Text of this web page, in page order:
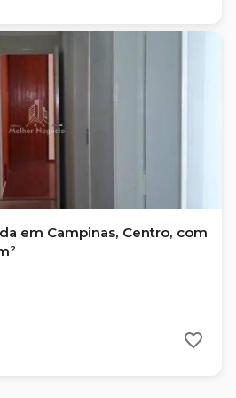
em Campinas, Centro, com